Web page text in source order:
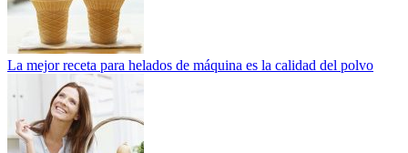
La mejor receta para helados de máquina es la calidad del polvo